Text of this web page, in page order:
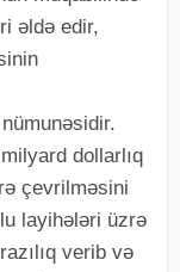
əldə edir,
dollarlıq
çevrilməsini
layihələri üzrə
verib və